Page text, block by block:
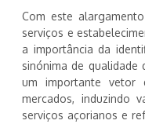
Com este
serviços e
a importância da
sinónima de qualidade
um importante vetor
mercados, induzindo
serviços açorianos e